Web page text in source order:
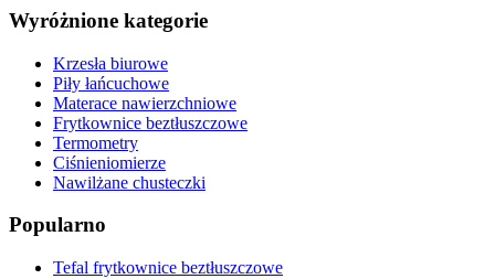
Wyróżnione kategorie
Krzesła biurowe
Piły łańcuchowe
Materace nawierzchniowe
Frytkownice beztłuszczowe
Termometry
Ciśnieniomierze
Nawilżane chusteczki
Popularno
Tefal frytkownice beztłuszczowe